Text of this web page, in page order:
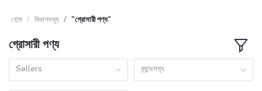
হোম বিভাগসমূহ "গ্রোসারী পণ্য"
গ্রোসারী পণ্য
Sellers ব্র্যান্ডসমূহ